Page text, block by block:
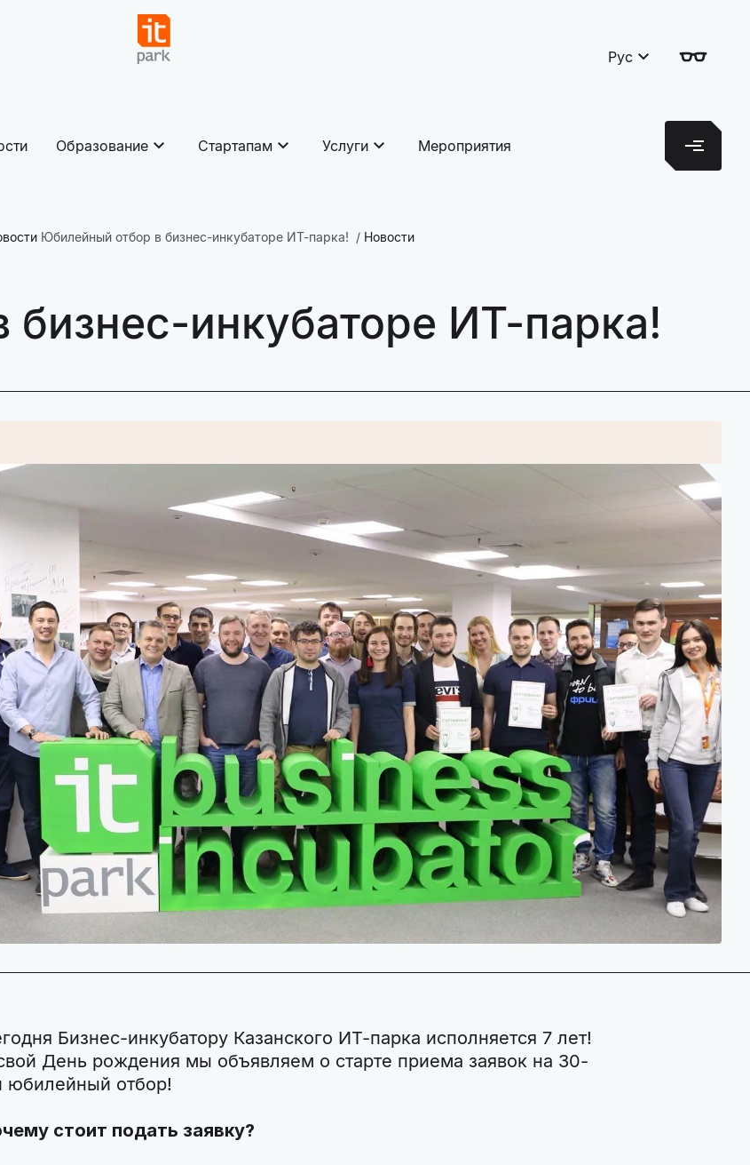
Рус
Образование Стартапам Услуги Мероприятия
Юбилейный отбор в бизнес-инкубаторе ИТ-парка! Новости
инкубаторе ИТ-парка!
Бизнес-инкубатору Казанского ИТ-парка исполняется 7 лет!
День рождения мы объявляем о старте приема заявок на 30-
юбилейный отбор!
стоит подать заявку?